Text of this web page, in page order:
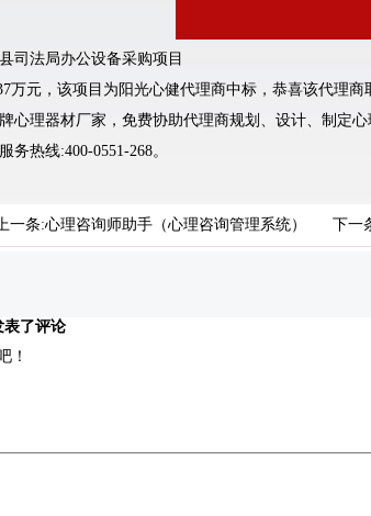
司法局办公设备采购项目
万元，该项目为阳光心健代理商中标，恭喜该代理商
心理器材厂家，免费协助代理商规划、设计、制定
务热线:400-0551-268。
一条:心理咨询师助手（心理咨询管理系统） 下一
表了评论
！